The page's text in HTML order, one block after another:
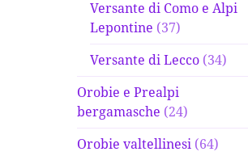
Versante di Como e Alpi
Lepontine (37)
Versante di Lecco (34)
Orobie e Prealpi
bergamasche (24)
Orobie valtellinesi (64)